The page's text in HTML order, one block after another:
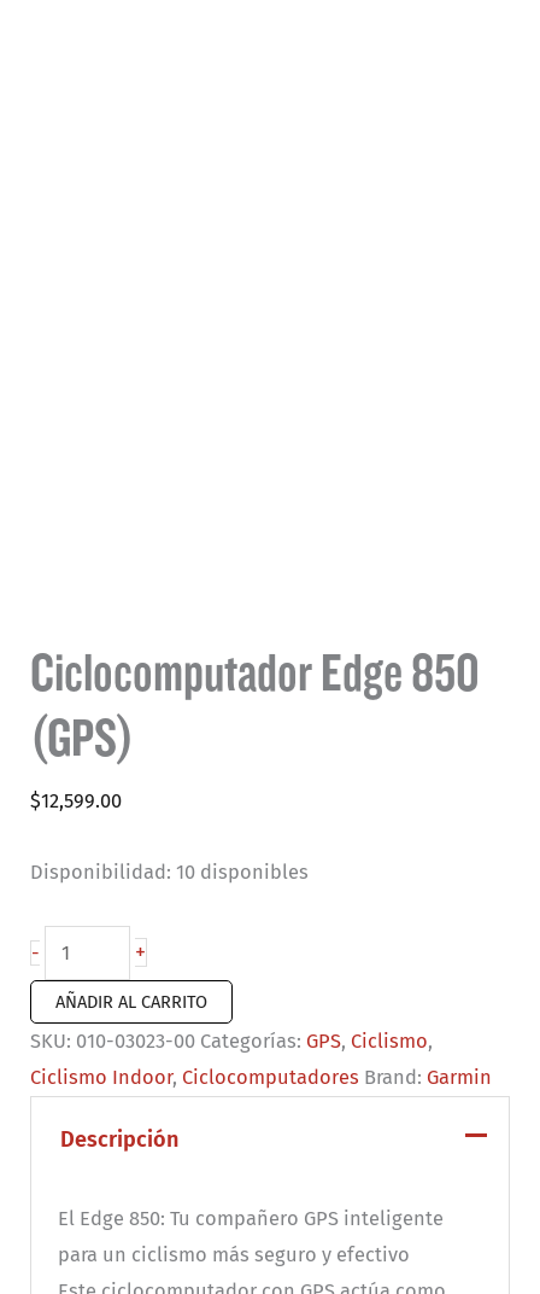
Ciclocomputador Edge 850
(GPS)
$12,599.00
Disponibilidad: 10 disponibles
-
Ciclocomputador
Edge
850
(GPS)
cantidad
+
AÑADIR AL CARRITO
SKU: 010-03023-00 Categorías: GPS, Ciclismo,
Ciclismo Indoor, Ciclocomputadores Brand: Garmin
Descripción
El Edge 850: Tu compañero GPS inteligente
para un ciclismo más seguro y efectivo